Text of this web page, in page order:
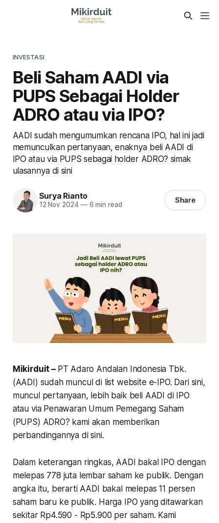
INVESTASI
Beli Saham AADI via
PUPS Sebagai Holder
ADRO atau via IPO?
AADI sudah mengumumkan rencana IPO, hal ini jadi
memunculkan pertanyaan, enaknya beli AADI di
IPO atau via PUPS sebagai holder ADRO? simak
ulasannya di sini
Surya Rianto
12 Nov 2024 —6 min read Share
Mikirduit – PT Adaro Andalan Indonesia Tbk.
(AADI) sudah muncul di list website e-IPO. Dari sini,
muncul pertanyaan, lebih baik beli AADI di IPO
atau via Penawaran Umum Pemegang Saham
(PUPS) ADRO? kami akan memberikan
perbandingannya di sini.
Dalam keterangan ringkas, AADI bakal IPO dengan
melepas 778 juta lembar saham ke publik. Dengan
angka itu, berarti AADI bakal melepas 11 persen
saham baru ke publik. Harga IPO yang ditawarkan
sekitar Rp4.590 - Rp5.900 per saham. Kami